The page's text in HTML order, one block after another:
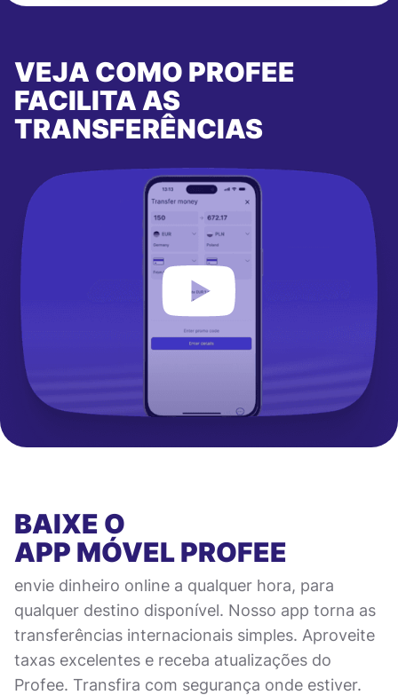
VEJA COMO PROFEE
FACILITA AS
TRANSFERÊNCIAS
BAIXE O
APP MÓVELPROFEE
envie dinheiro online a qualquer hora, para
qualquer destino disponível. Nosso app torna as
transferências internacionais simples. Aproveite
taxas excelentes e receba atualizações do
Profee. Transfira com segurança onde estiver.